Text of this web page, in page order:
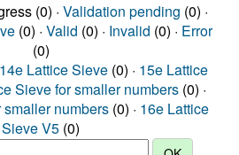
(0) · Validation pending (0) ·
(0) · Valid (0) · Invalid (0) · Error
(0)
14e Lattice Sieve (0) · 15e Lattice
Sieve for smaller numbers (0) ·
numbers (0) · 16e Lattice
Sieve V5 (0)